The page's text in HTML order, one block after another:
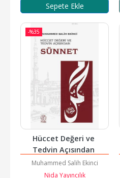
Sepete Ekle
-%35
Hüccet Değeri ve
Tedvin Açısından
Sünnet
Muhammed Salih Ekinci
Nida Yayıncılık